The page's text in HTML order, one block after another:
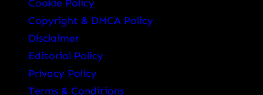
Cookie Policy
Copyright & DMCA Policy
Disclaimer
Editorial Policy
Privacy Policy
Terms & Conditions